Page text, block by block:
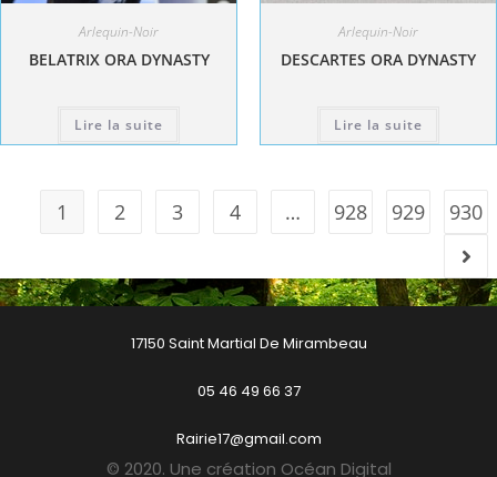
Arlequin-Noir
BELATRIX ORA DYNASTY
Lire la suite
Arlequin-Noir
DESCARTES ORA DYNASTY
Lire la suite
1 2 3 4 … 928 929 930
17150 Saint Martial De Mirambeau
05 46 49 66 37
Rairie17@gmail.com
© 2020. Une création Océan Digital